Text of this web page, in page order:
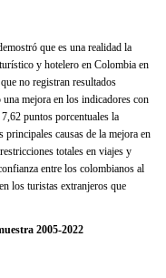
que es una realidad la
y hotelero en Colombia en
no registran resultados
mejora en los indicadores con
puntos porcentuales la
causas de la mejora en
totales en viajes y
entre los colombianos al
los turistas extranjeros que
2005-2022